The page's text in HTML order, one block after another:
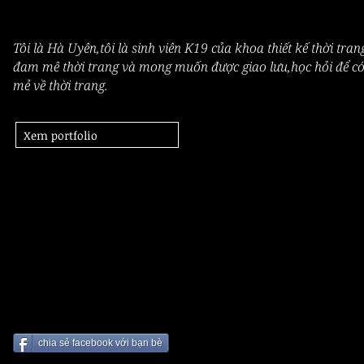
Xem portfolio
Tôi là Hà Uyên,tôi là sinh viên K19 của khoa thiết kế thời
đam mê thời trang và mong muốn được giao lưu,học hỏi để
mẻ về thời trang.
chia sẻ facebook với bạn bè